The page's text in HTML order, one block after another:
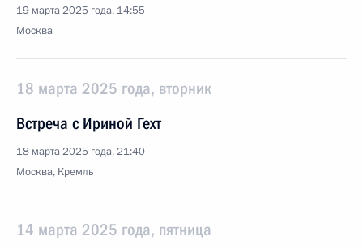
19 марта 2025 года, 14:55
Москва
18 марта 2025 года, вторник
Встреча с Ириной Гехт
18 марта 2025 года, 21:40
Москва, Кремль
14 марта 2025 года, пятница